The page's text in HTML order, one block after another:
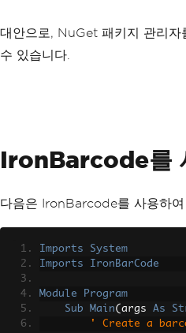
대안으로, NuGet 패키지 관리
수 있습니다.
IronBarcode를
다음은 IronBarcode를 사용하
Imports
System
Imports
IronBarCode
Module
Program
Sub
Main( args As
' Create a